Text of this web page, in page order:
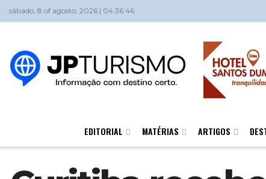
sábado, 8 of agosto, 2026 | 04:36:46
EDITORIAL MATÉRIAS ARTIGOS